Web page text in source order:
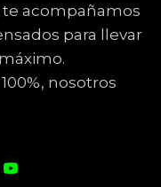
te acompañamos
para llevar
nosotros